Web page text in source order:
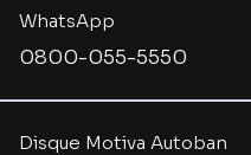
Disque Motiva Autoban
WhatsApp
0800-055-5550